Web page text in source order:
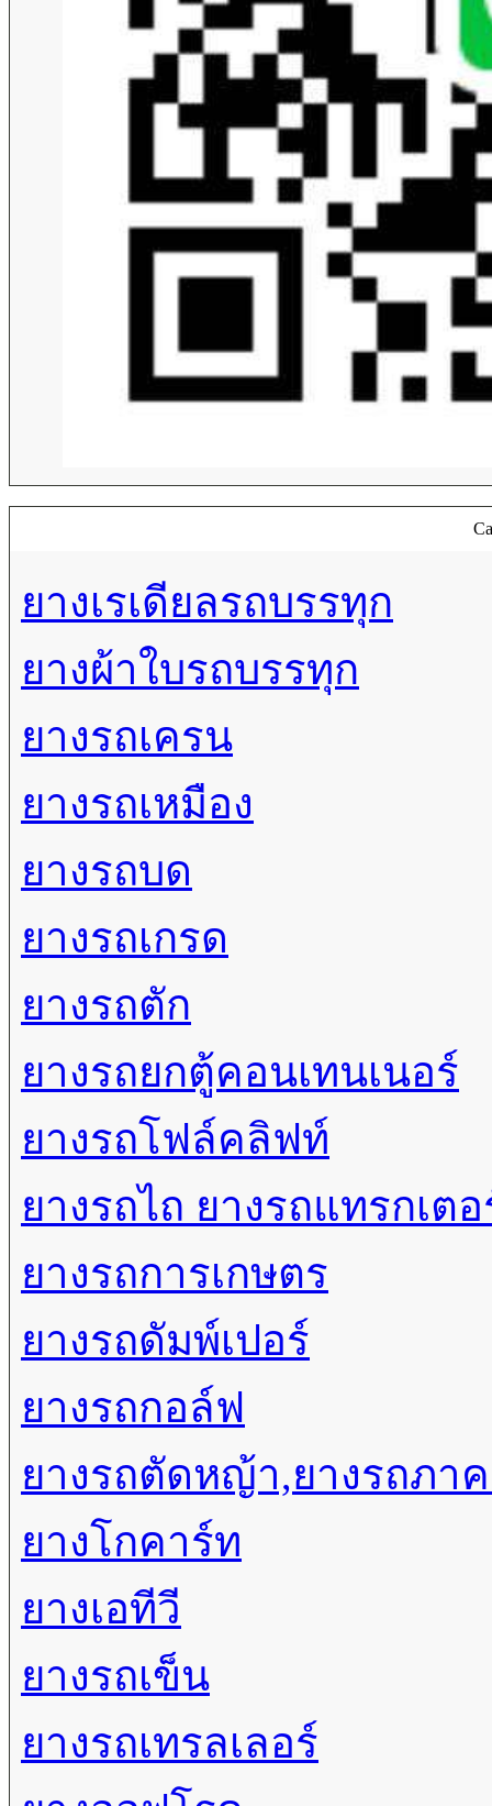
ยางเรเดียลรถบรรทุก
ยางผ้าใบรถบรรทุก
ยางรถเครน
ยางรถเหมือง
ยางรถบด
ยางรถเกรด
ยางรถตัก
ยางรถยกตู้คอนเทนเนอร์
ยางรถโฟล์คลิฟท์
ยางรถไถ ยางรถแทรกเตอ
ยางรถการเกษตร
ยางรถดัมพ์เปอร์
ยางรถกอล์ฟ
ยางรถตัดหญ้า,ยางรถภา
ยางโกคาร์ท
ยางเอทีวี
ยางรถเข็น
ยางรถเทรลเลอร์